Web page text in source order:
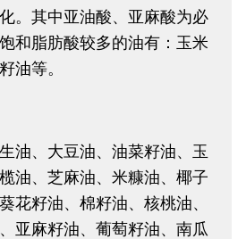
。其中亚油酸、亚麻酸为必
和脂肪酸较多的油有：玉米
油等。
油、大豆油、油菜籽油、玉
油、芝麻油、米糠油、椰子
花籽油、棉籽油、核桃油、
亚麻籽油、葡萄籽油、南瓜